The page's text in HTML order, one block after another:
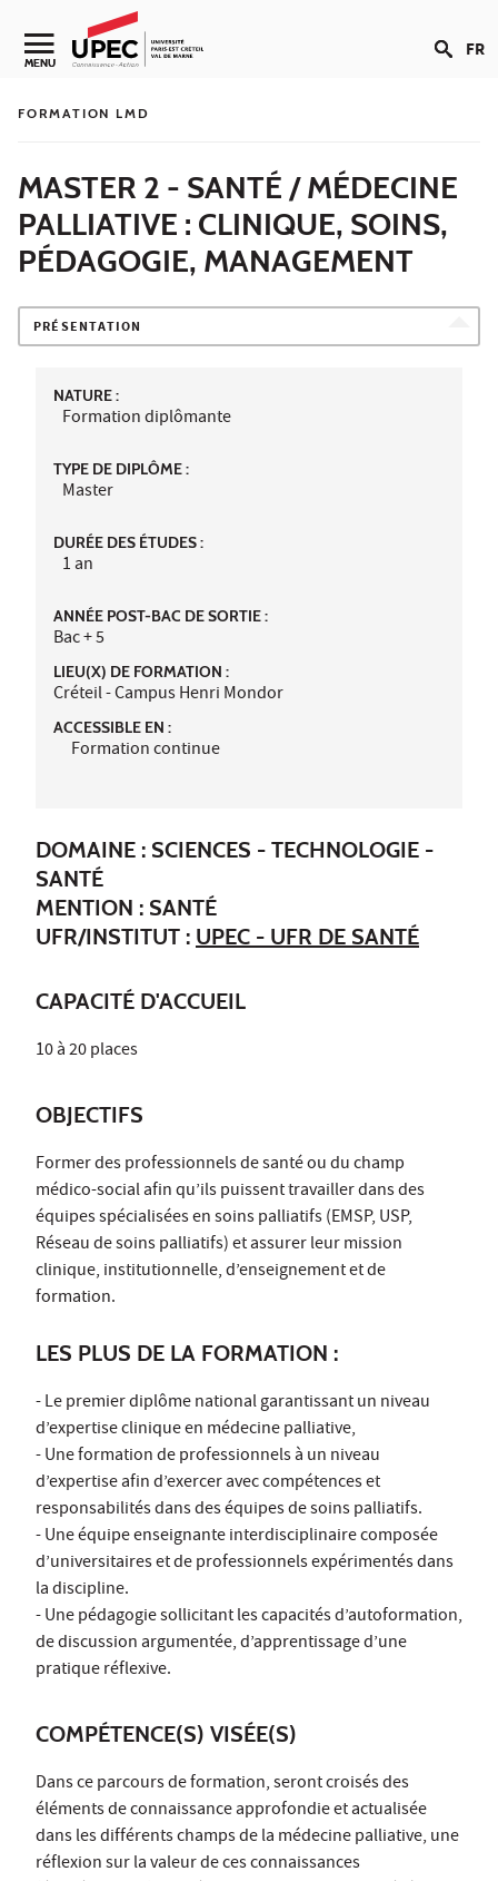
Aller au contenu
Navigation secondaire
MENU FR
FORMATION LMD
MASTER 2 - SANTÉ / MÉDECINE
PALLIATIVE : CLINIQUE, SOINS,
PÉDAGOGIE, MANAGEMENT
PRÉSENTATION
NATURE :
Formation diplômante
TYPE DE DIPLÔME :
Master
DURÉE DES ÉTUDES :
1 an
ANNÉE POST-BAC DE SORTIE :
Bac + 5
LIEU(X) DE FORMATION :
Créteil - Campus Henri Mondor
ACCESSIBLE EN :
Formation continue
DOMAINE : SCIENCES - TECHNOLOGIE -
SANTÉ
MENTION : SANTÉ
UFR/INSTITUT : UPEC - UFR DE SANTÉ
CAPACITÉ D'ACCUEIL
10 à 20 places
OBJECTIFS
Former des professionnels de santé ou du champ
médico-social afin qu’ils puissent travailler dans des
équipes spécialisées en soins palliatifs (EMSP, USP,
Réseau de soins palliatifs) et assurer leur mission
clinique, institutionnelle, d’enseignement et de
formation.
LES PLUS DE LA FORMATION :
- Le premier diplôme national garantissant un niveau
d’expertise clinique en médecine palliative,
- Une formation de professionnels à un niveau
d’expertise afin d’exercer avec compétences et
responsabilités dans des équipes de soins palliatifs.
- Une équipe enseignante interdisciplinaire composée
d’universitaires et de professionnels expérimentés dans
la discipline.
- Une pédagogie sollicitant les capacités d’autoformation,
de discussion argumentée, d’apprentissage d’une
pratique réflexive.
COMPÉTENCE(S) VISÉE(S)
Dans ce parcours de formation, seront croisés des
éléments de connaissance approfondie et actualisée
dans les différents champs de la médecine palliative, une
réflexion sur la valeur de ces connaissances